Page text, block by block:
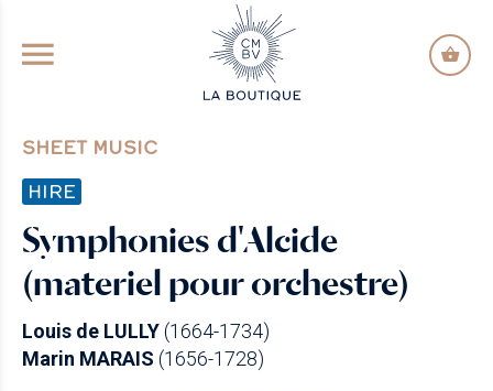
GO TO PRINCIPAL CONTENT
SHEET MUSIC
HIRE
Symphonies d'Alcide
(materiel pour orchestre)
Louis de LULLY(1664-1734)
Marin MARAIS (1656-1728)